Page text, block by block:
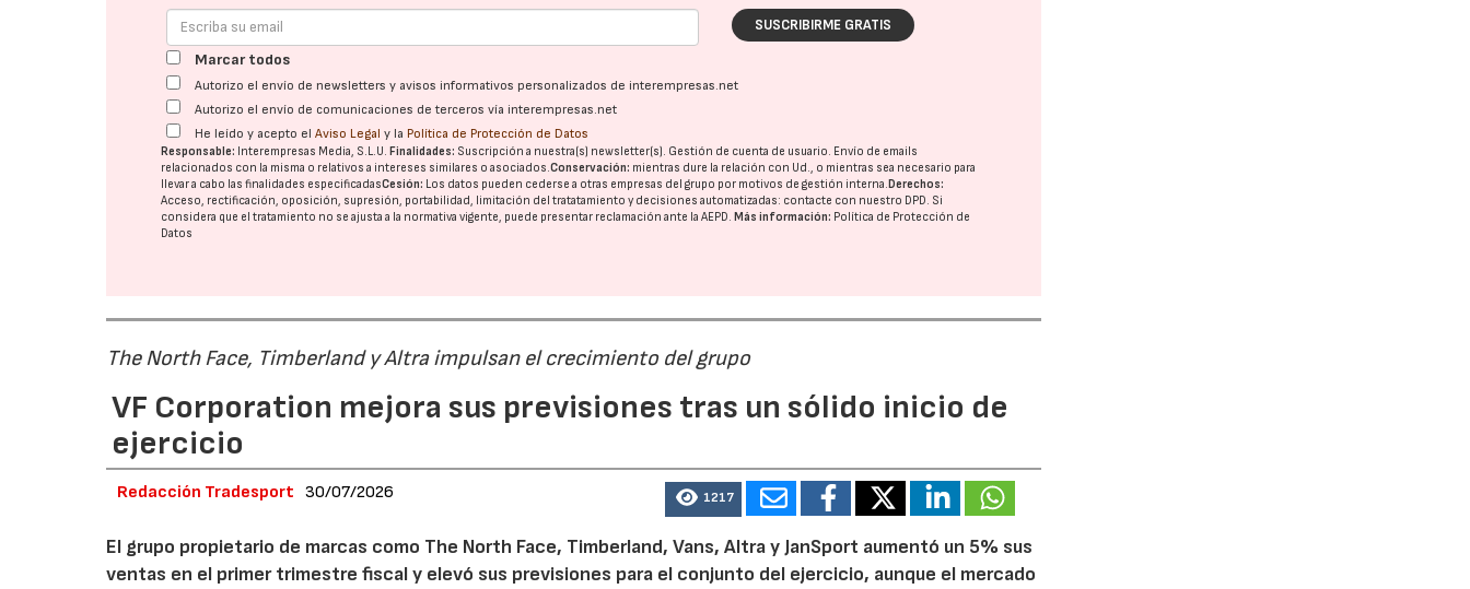
SUSCRIBIRME GRATIS
Marcar todos
Autorizo el envío de newsletters y avisos informativos personalizados de interempresas.net
Autorizo el envío de comunicaciones de terceros vía interempresas.net
He leído y acepto elAviso Legal y la Política de Protección de Datos
Responsable: Interempresas Media, S.L.U.Finalidades: Suscripción a nuestra(s) newsletter(s). Gestión de cuenta de usuario. Envío de emails
relacionados con la misma o relativos a intereses similares o asociados.Conservación: mientras dure la relación con Ud., o mientras sea necesario para
llevar a cabo las finalidades especificadasCesión: Los datos pueden cederse a otras empresas del grupo por motivos de gestión interna.Derechos:
Acceso, rectificación, oposición, supresión, portabilidad, limitación del tratatamiento y decisiones automatizadas: contacte con nuestro DPD. Si
considera que el tratamiento no se ajusta a la normativa vigente, puede presentar reclamación ante laAEPD.Más información: Política de Protección de
Datos
The North Face, Timberland y Altra impulsan el crecimiento del grupo
VF Corporation mejora sus previsiones tras un sólido inicio de
ejercicio
Redacción Tradesport 30/07/2026 1217
El grupo propietario de marcas como The North Face, Timberland, Vans, Altra y JanSport aumentó un 5% sus
ventas en el primer trimestre fiscal y elevó sus previsiones para el conjunto del ejercicio, aunque el mercado